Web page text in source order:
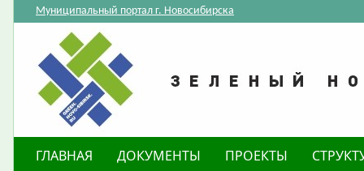
Муниципальный портал г. Новосибирска
ГЛАВНАЯ ДОКУМЕНТЫ ПРОЕКТЫ